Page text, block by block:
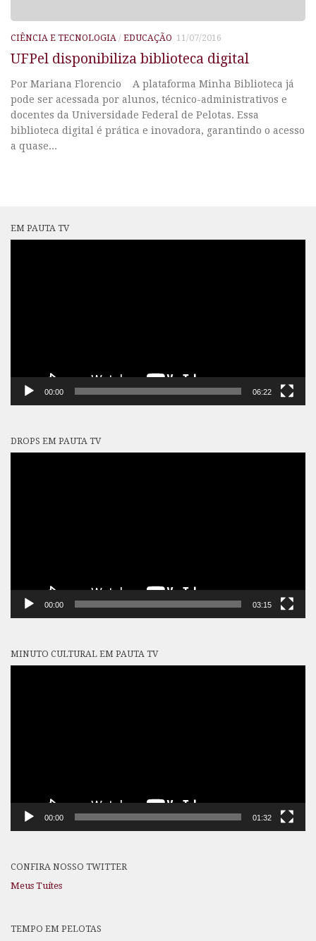
CIÊNCIA E TECNOLOGIA / EDUCAÇÃO 11/07/2016
UFPel disponibiliza biblioteca digital
Por Mariana Florencio A plataforma Minha Biblioteca já
pode ser acessada por alunos, técnico-administrativos e
docentes da Universidade Federal de Pelotas. Essa
biblioteca digital é prática e inovadora, garantindo o acesso
a quase...
EM PAUTA TV
00:00 06:22
DROPS EM PAUTA TV
00:00 03:15
MINUTO CULTURAL EM PAUTA TV
00:00 01:32
CONFIRA NOSSO TWITTER
Meus Tuítes
TEMPO EM PELOTAS